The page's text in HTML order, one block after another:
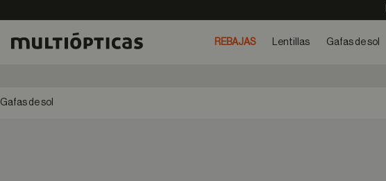
REBAJAS Lentillas Gafas de sol
Gafas de sol